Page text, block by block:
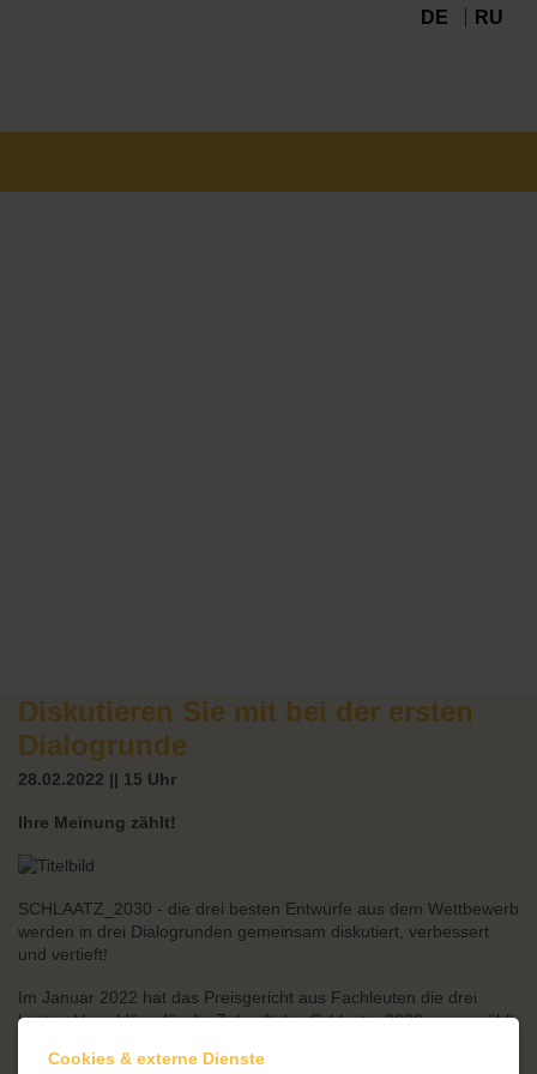
DE RU
Diskutieren Sie mit bei der ersten
Dialogrunde
28.02.2022 || 15 Uhr
Ihre Meinung zählt!
SCHLAATZ_2030 - die drei besten Entwürfe aus dem Wettbewerb
werden in drei Dialogrunden gemeinsam diskutiert, verbessert
und vertieft!
Im Januar 2022 hat das Preisgericht aus Fachleuten die drei
besten Vorschläge für die Zukunft des Schlaatz_2030 ausgewählt.
Schlaatzer:innen, haben in der ersten Dialogrunde die
Cookies & externe Dienste